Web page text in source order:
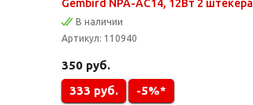
Gembird NPA-AC14, 12Вт 2 штекера
В наличии
Артикул: 110940
350 руб.
333 руб. -5%*